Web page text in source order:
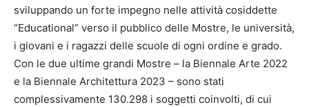
sviluppando un forte impegno nelle attività cosiddette
“Educational” verso il pubblico delle Mostre, le università,
i giovani e i ragazzi delle scuole di ogni ordine e grado.
Con le due ultime grandi Mostre – la Biennale Arte 2022
e la Biennale Architettura 2023 – sono stati
complessivamente 130.298 i soggetti coinvolti, di cui